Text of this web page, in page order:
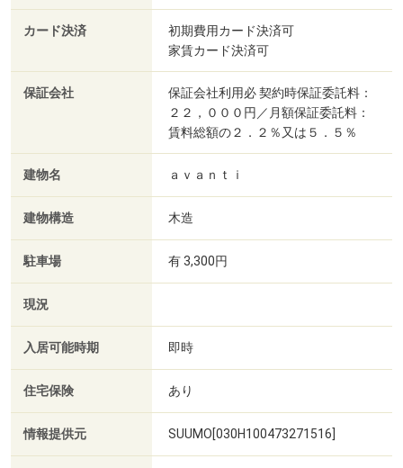
カード決済
初期費用カード決済可
家賃カード決済可
保証会社
保証会社利用必 契約時保証委託料：
２２，０００円／月額保証委託料：
賃料総額の２．２％又は５．５％
建物名 ａｖａｎｔｉ
建物構造 木造
駐車場 有 3,300円
現況
入居可能時期 即時
住宅保険 あり
情報提供元 SUUMO[030H100473271516]